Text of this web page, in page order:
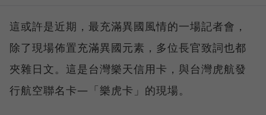
這或許是近期，最充滿異國風情的一場記者會，
除了現場佈置充滿異國元素，多位長官致詞也都
夾雜日文。這是台灣樂天信用卡，與台灣虎航發
行航空聯名卡—「樂虎卡」的現場。